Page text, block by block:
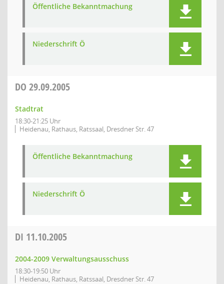
Öffentliche Bekanntmachung
Niederschrift Ö
DO 29.09.2005
Stadtrat
18:30-21:25 Uhr
Heidenau, Rathaus, Ratssaal, Dresdner Str. 47
Öffentliche Bekanntmachung
Niederschrift Ö
DI 11.10.2005
2004-2009 Verwaltungsausschuss
18:30-19:50 Uhr
Heidenau, Rathaus, Ratssaal, Dresdner Str. 47